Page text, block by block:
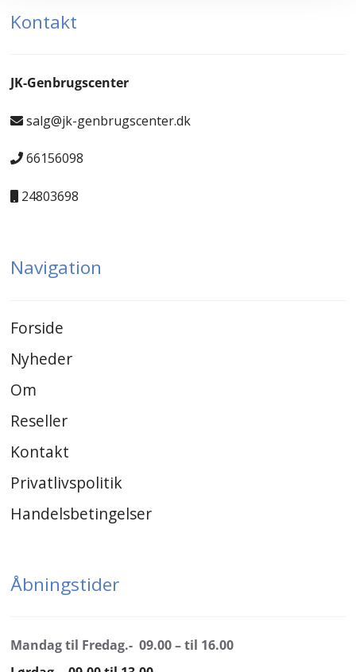
Kontakt
JK-Genbrugscenter
salg@jk-genbrugscenter.dk
66156098
24803698
Navigation
Forside
Nyheder
Om
Reseller
Kontakt
Privatlivspolitik
Handelsbetingelser
Åbningstider
Mandag til Fredag.- 09.00 – til 16.00